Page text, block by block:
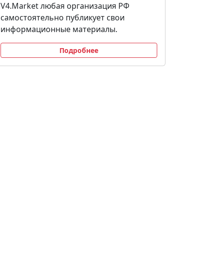
V4.Market любая организация РФ
самостоятельно публикует свои
информационные материалы.
Подробнее